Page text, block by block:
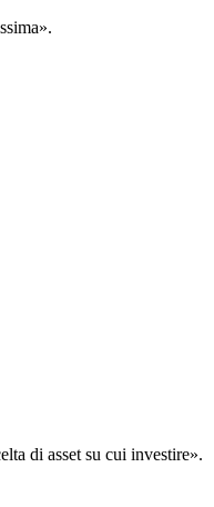
di asset su cui investire».